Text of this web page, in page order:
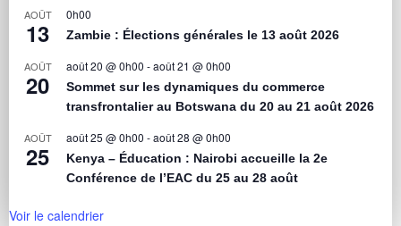
AOÛT
13
0h00
Zambie : Élections générales le 13 août 2026
AOÛT
20
août 20 @ 0h00 -août 21 @ 0h00
Sommet sur les dynamiques du commerce
transfrontalier au Botswana du 20 au 21 août 2026
AOÛT
25
août 25 @ 0h00 -août 28 @ 0h00
Kenya – Éducation : Nairobi accueille la 2e
Conférence de l’EAC du 25 au 28 août
Voir le calendrier